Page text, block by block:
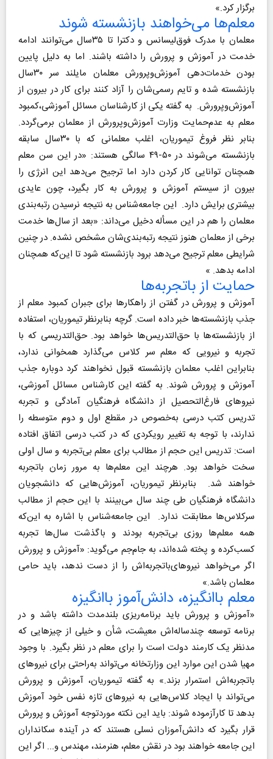
برگزار کرد.»
معلم‌ها می‌خواهند بازنشسته شوند
معلمان با مدرک فوق‌لیسانس و دکترا تا ۳۵سال می‌توانند ادامه
خدمت در آموزش و پرورش را داشته باشند. اما به دلیل پایین
بودن خدمات‌دهی آموزش‌وپرورش معلمان مایلند سر ۳۰سال
بازنشسته شده و تایم رسمی‌شان را آزاد کنند برای کار در بیرون از
آموزش‌وپرورش. به گفته یکی از کارشناسان مسائل آموزشی،کمبود
معلم به عدم‌حمایت وزارت آموزش‌‎وپرورش از معلمان برمی‌گردد.
بنابر نظر فروغ تیموریان، اغلب معلمانی که با ۳۰سال سابقه
بازنشسته می‌شوند در ۵۰-۴۹ سالگی هستند: «در این سن معلم
همچنان توانایی کار کردن دارد اما ترجیح می‌دهد این انرژی را
بیرون از سیستم آموزش و پرورش به کار بگیرد، چون عایدی
بیشتری برایش دارد. این جامعه‌شناس به نتیجه نرسیدن رتبه‌بندی
معلمان را هم در این مسأله دخیل می‌داند: «بعد از سال‌ها خدمت
برخی از معلمان هنوز نتیجه رتبه‌بندی‌شان مشخص نشده. در چنین
شرایطی معلم ترجیح می‌دهد برود بازنشسته شود تا این‌که همچنان
ادامه بدهد. »
حمایت از باتجربه‌ها
آموزش و پرورش در گفتن از راهکارها برای جبران کمبود معلم از
جذب بازنشسته‌ها خبر داده است. گرچه بنابرنظر تیموریان، استفاده
از بازنشسته‌ها با حق‌التدریس‌ها خواهد بود. حق‌التدریسی که با
تجربه و نیرویی که معلم سر کلاس می‌گذارد همخوانی ندارد،
بنابراین اغلب معلمان بازنشسته قبول نخواهند کرد دوباره جذب
آموزش و پرورش شوند. به گفته این کارشناس مسائل آموزشی،
نیروهای فارغ‌التحصیل از دانشگاه فرهنگیان آمادگی و تجربه
تدریس کتب درسی به‌خصوص در مقطع اول و دوم متوسطه را
ندارند، با توجه به تغییر رویکردی که در کتب درسی اتفاق افتاده
است: تدریس این حجم از مطالب برای معلم بی‌تجربه و سال اولی
سخت خواهد بود. هرچند این معلم‌ها به مرور زمان باتجربه
خواهند شد. بنابرنظر تیموریان، آموزش‌هایی که دانشجویان
دانشگاه فرهنگیان طی چند سال می‌بینند با این حجم از مطالب
سرکلاس‌ها مطابقت ندارد. این جامعه‌شناس با اشاره به این‌که
همه معلم‌ها روزی بی‌تجربه بودند و باگذشت سال‌ها تجربه
کسب‌کرده و پخته شده‌اند، به جام‌جم می‌گوید: «آموزش و پرورش
اگر می‌خواهد نیروهای‌باتجربه‌اش را از دست ندهد، باید حامی
معلمان باشد.»
معلم باانگیزه، دانش‌آموز باانگیزه
«آموزش و پرورش باید برنامه‌ریزی بلندمدت داشته باشد و در
برنامه توسعه چندساله‌اش معیشت، شأن و خیلی از چیزهایی که
مدنظر یک کارمند دولت است را برای معلم در نظر بگیرد. با وجود
مهیا شدن این موارد این وزارتخانه می‌تواند به‌راحتی برای نیروهای
باتجربه‌اش استمرار بزند.» به گفته تیموریان، آموزش و پرورش
می‌تواند با ایجاد کلاس‌هایی به نیروهای تازه نفس خود آموزش
بدهد تا کارآزموده شوند: باید این نکته موردتوجه آموزش و پرورش
قرار بگیرد که دانش‌آموزان نسلی هستند که در آینده سکانداران
این جامعه خواهند بود در نقش معلم، هنرمند، مهندس و... اگر این